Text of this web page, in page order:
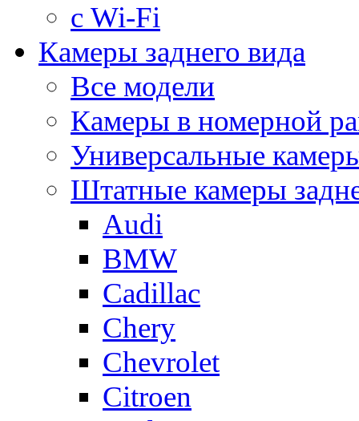
с Wi-Fi
Камеры заднего вида
Все модели
Камеры в номерной
Универсальные
Штатные камеры
Audi
BMW
Cadillac
Chery
Chevrolet
Citroen